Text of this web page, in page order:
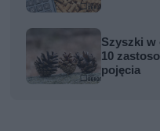
Szyszki w
10
pojęcia